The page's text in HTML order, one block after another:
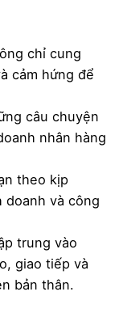
chỉ cung
cảm hứng để
câu chuyện
nhân hàng
theo kịp
doanh và công
trung vào
giao tiếp và
bản thân.